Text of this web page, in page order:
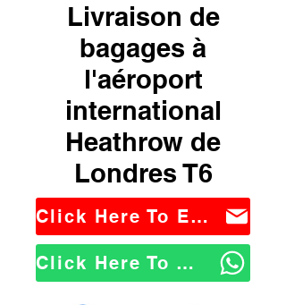
Livraison de
bagages à
l'aéroport
international
Heathrow de
Londres T6
Click Here To Email Us
Click Here To WhatsApp Us